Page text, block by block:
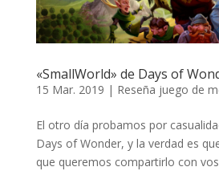
«SmallWorld» de Days of
15 Mar. 2019 | Reseña juego de
El otro día probamos por
Days of Wonder, y la verdad es
que queremos compartirlo con